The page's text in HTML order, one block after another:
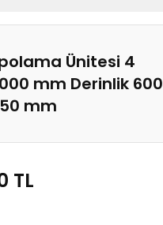
Ünitesi 4
mm Derinlik 600
mm
TL